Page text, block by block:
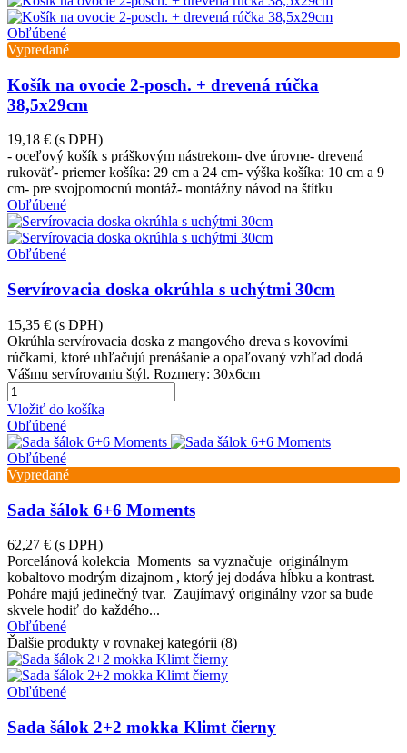
Obľúbené
Vypredané
Košík na ovocie 2-posch. + drevená rúčka
38,5x29cm
19,18 € (s DPH)
- oceľový košík s práškovým nástrekom- dve úrovne- drevená
rukoväť- priemer košíka: 29 cm a 24 cm- výška košíka: 10 cm a 9
cm- pre svojpomocnú montáž- montážny návod na štítku
Obľúbené
Obľúbené
Servírovacia doska okrúhla s uchýtmi 30cm
15,35 € (s DPH)
Okrúhla servírovacia doska z mangového dreva s kovovími
rúčkami, ktoré uhľačujú prenášanie a opaľovaný vzhľad dodá
Vášmu servírovaniu štýl. Rozmery: 30x6cm
Vložiť do košíka
Obľúbené
Obľúbené
Vypredané
Sada šálok 6+6 Moments
62,27 € (s DPH)
Porcelánová kolekcia Moments sa vyznačuje originálnym
kobaltovo modrým dizajnom , ktorý jej dodáva hĺbku a kontrast.
Poháre majú jedinečný tvar. Zaujímavý originálny vzor sa bude
skvele hodiť do každého...
Obľúbené
Ďalšie produkty v rovnakej kategórii (8)
Obľúbené
Sada šálok 2+2 mokka Klimt čierny